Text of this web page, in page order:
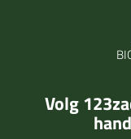
Volg